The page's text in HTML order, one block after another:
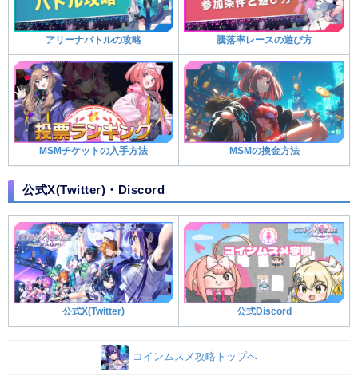
アリーナバトルの攻略 騰落率レースの遊び方
MSMチケットの入手方法 MSMの換金方法
公式X(Twitter)・Discord
公式X(Twitter) 公式Discord
コインムスメ攻略トップへ